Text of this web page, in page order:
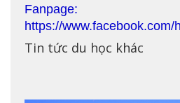
Fanpage:
https://
Tin tức du học khác